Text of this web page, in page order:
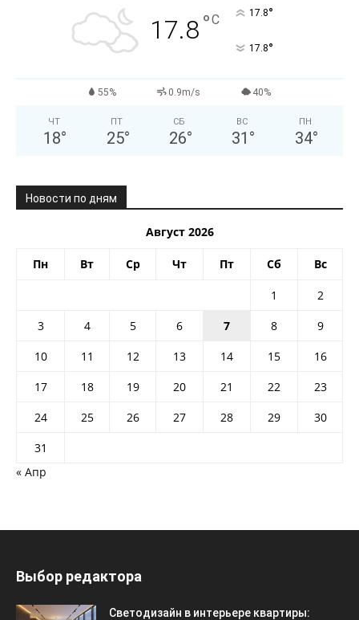
17.8°C 17.8°
17.8°
55% 0.9m/s 40%
ЧТ
18°
ПТ
25°
СБ
26°
ВС
31 °
ПН
34°
Новости по дням
Август 2026
Пн Вт Ср Чт Пт Сб Вс
1
2
3
4 5 6 7 8
9
10
11 12 13 14 15
16
17
18 19 20 21 22
23
24
25 26 27 28 29
30
31
« Апр
Выбор редактора
Светодизайн в интерьере квартиры: